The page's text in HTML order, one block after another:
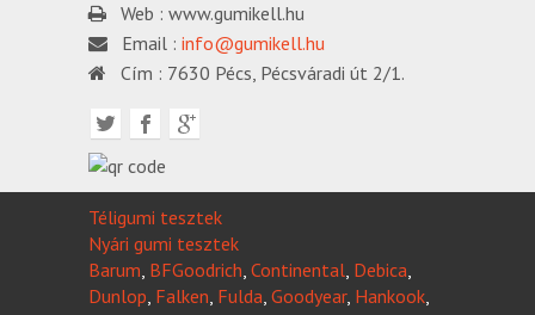
Web : www.gumikell.hu
Email : info@gumikell.hu
Cím : 7630 Pécs, Pécsváradi út 2/1.
Téligumi tesztek
Nyári gumi tesztek
Barum, BFGoodrich, Continental, Debica,
Dunlop, Falken, Fulda, Goodyear, Hankook,